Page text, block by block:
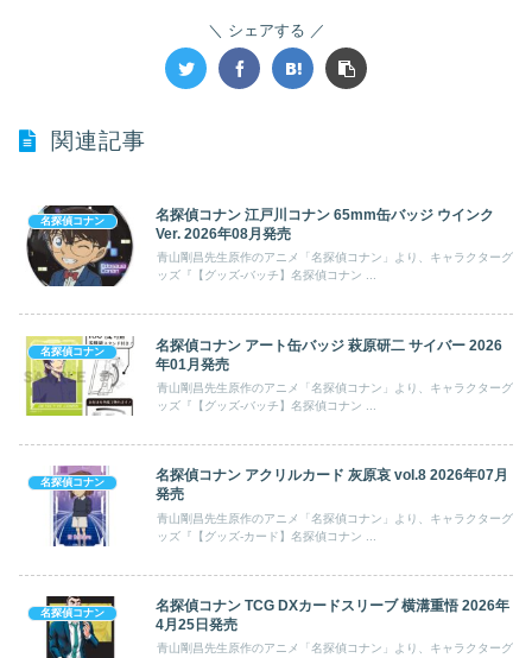
シェアする
関連記事
名探偵コナン
名探偵コナン 江戸川コナン 65mm缶バッジ ウインク
Ver. 2026年08月発売
青山剛昌先生原作のアニメ「名探偵コナン」より、キャラクターグ
ッズ『【グッズ-バッチ】名探偵コナン ...
名探偵コナン
名探偵コナン アート缶バッジ 萩原研二 サイバー 2026
年01月発売
青山剛昌先生原作のアニメ「名探偵コナン」より、キャラクターグ
ッズ『【グッズ-バッチ】名探偵コナン ...
名探偵コナン
名探偵コナン アクリルカード 灰原哀 vol.8 2026年07月
発売
青山剛昌先生原作のアニメ「名探偵コナン」より、キャラクターグ
ッズ『【グッズ-カード】名探偵コナン ...
名探偵コナン
名探偵コナン TCG DXカードスリーブ 横溝重悟 2026年
4月25日発売
青山剛昌先生原作のアニメ「名探偵コナン」より、キャラクターグ